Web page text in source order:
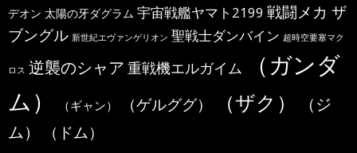
デオン 太陽の牙ダグラム 宇宙戦艦ヤマト2199 戦闘メカ ザ
ブングル 新世紀エヴァンゲリオン 聖戦士ダンバイン 超時空要塞マク
ロス 逆襲のシャア 重戦機エルガイム
（ガンダ
ム）
（ギャン） （ゲルググ） （ザク）
（ジ
ム）
（ドム）